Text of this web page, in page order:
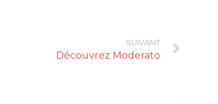
SUIVANT
Découvrez Moderato